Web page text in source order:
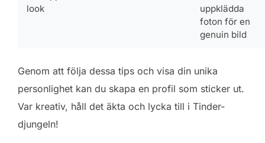
look
uppklädda
foton för en
genuin bild
Genom att följa dessa tips och visa din unika
personlighet kan du skapa en profil som sticker ut.
Var kreativ, håll det äkta och lycka till i Tinder-
djungeln!